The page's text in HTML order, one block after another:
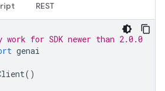
REST
for SDK newer than 2.0.0
genai
()